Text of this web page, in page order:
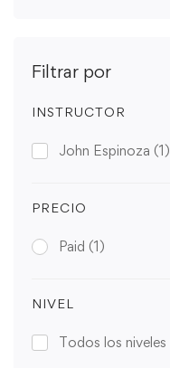
Filtrar por
INSTRUCTOR
John Espinoza (1)
PRECIO
Paid (1)
NIVEL
Todos los niveles